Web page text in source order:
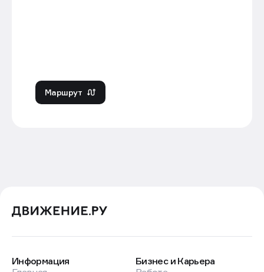
Маршрут
Информация
Бизнес и Карьера